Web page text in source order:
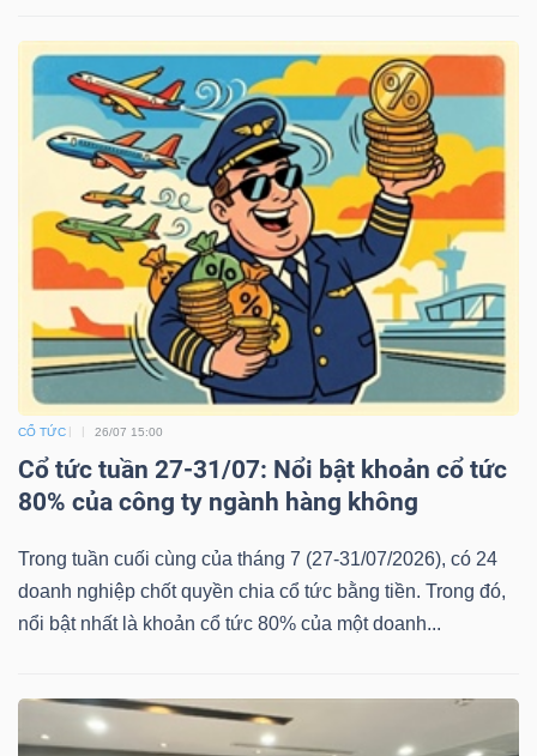
CỔ TỨC 26/07 15:00
Cổ tức tuần 27-31/07: Nổi bật khoản cổ tức
80% của công ty ngành hàng không
Trong tuần cuối cùng của tháng 7 (27-31/07/2026), có 24
doanh nghiệp chốt quyền chia cổ tức bằng tiền. Trong đó,
nổi bật nhất là khoản cổ tức 80% của một doanh...